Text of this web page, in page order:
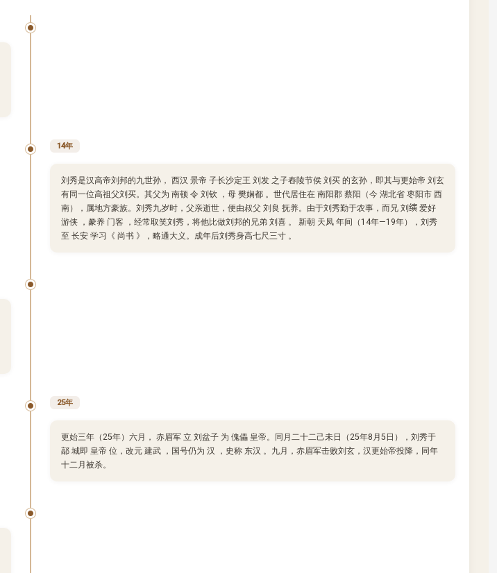
14年
刘秀是汉高帝刘邦的九世孙， 西汉 景帝 子长沙定王 刘发 之子舂陵节侯 刘买 的玄孙，即其与更始帝 刘玄
有同一位高祖父刘买。其父为 南顿 令 刘钦 ，母 樊娴都 。世代居住在 南阳郡 蔡阳（今 湖北省 枣阳市 西
南），属地方豪族。刘秀九岁时，父亲逝世，便由叔父 刘良 抚养。由于刘秀勤于农事，而兄 刘𬙂 爱好
游侠 ，豢养 门客 ，经常取笑刘秀，将他比做刘邦的兄弟 刘喜 。 新朝 天凤 年间（14年—19年），刘秀
至 长安 学习《 尚书 》，略通大义。成年后刘秀身高七尺三寸 。
25年
更始三年（25年）六月， 赤眉军 立 刘盆子 为 傀儡 皇帝。同月二十二己未日（25年8月5日），刘秀于
鄗 城即 皇帝 位，改元 建武 ，国号仍为 汉 ，史称 东汉 。九月，赤眉军击败刘玄，汉更始帝投降，同年
十二月被杀。